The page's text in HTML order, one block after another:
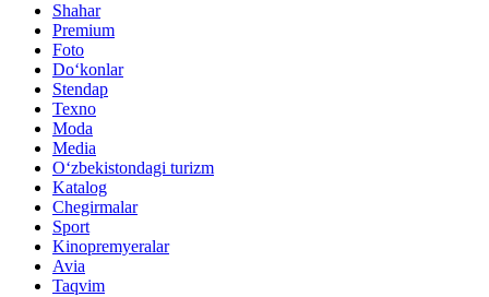
Shahar
Premium
Foto
Do‘konlar
Stendap
Texno
Moda
Media
O‘zbekistondagi turizm
Katalog
Chegirmalar
Sport
Kinopremyeralar
Avia
Taqvim